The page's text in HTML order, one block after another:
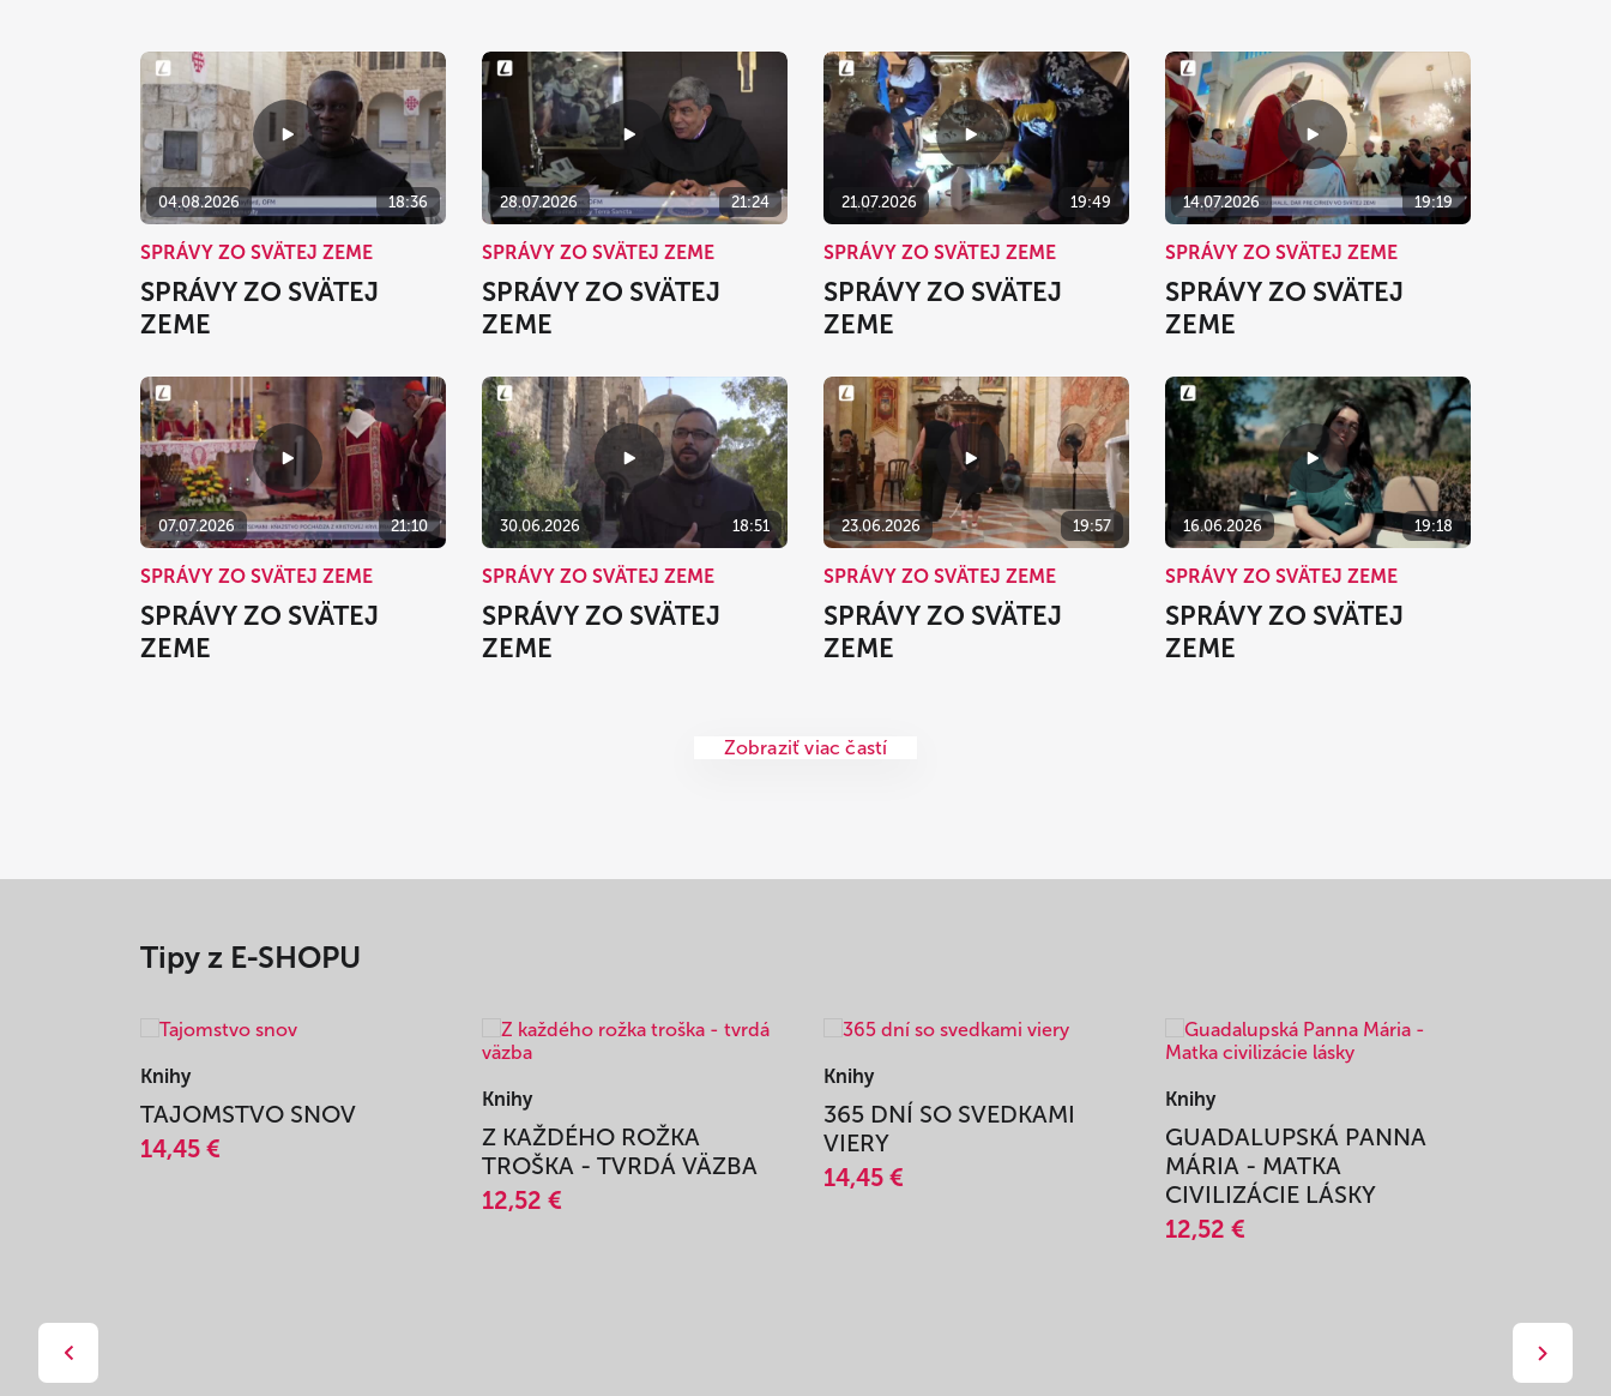
04.08.2026 18:36
SPRÁVY ZO SVÄTEJ ZEME
SPRÁVY ZO SVÄTEJ
ZEME
28.07.2026 21:24
SPRÁVY ZO SVÄTEJ ZEME
SPRÁVY ZO SVÄTEJ
ZEME
21.07.2026 19:49
SPRÁVY ZO SVÄTEJ ZEME
SPRÁVY ZO SVÄTEJ
ZEME
14.07.2026 19:19
SPRÁVY ZO SVÄTEJ ZEME
SPRÁVY ZO SVÄTEJ
ZEME
07.07.2026 21:10
SPRÁVY ZO SVÄTEJ ZEME
SPRÁVY ZO SVÄTEJ
ZEME
30.06.2026 18:51
SPRÁVY ZO SVÄTEJ ZEME
SPRÁVY ZO SVÄTEJ
ZEME
23.06.2026 19:57
SPRÁVY ZO SVÄTEJ ZEME
SPRÁVY ZO SVÄTEJ
ZEME
16.06.2026 19:18
SPRÁVY ZO SVÄTEJ ZEME
SPRÁVY ZO SVÄTEJ
ZEME
Zobraziť viac častí
Tipy z E-SHOPU
Knihy
TAJOMSTVO SNOV
14,45 €
Knihy
Z KAŽDÉHO ROŽKA
TROŠKA - TVRDÁ VÄZBA
12,52 €
Knihy
365 DNÍ SO SVEDKAMI
VIERY
14,45 €
Knihy
GUADALUPSKÁ PANNA
MÁRIA - MATKA
CIVILIZÁCIE LÁSKY
12,52 €